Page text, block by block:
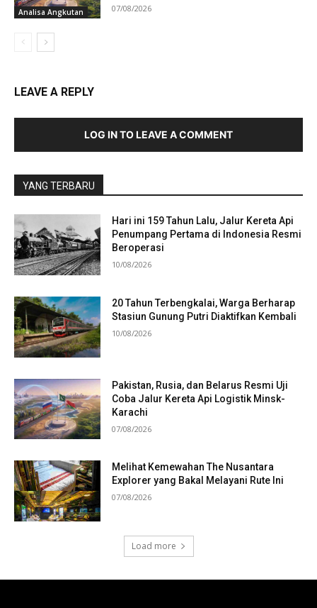
Analisa Angkutan 07/08/2026
LEAVE A REPLY
LOG IN TO LEAVE A COMMENT
YANG TERBARU
Hari ini 159 Tahun Lalu, Jalur Kereta Api
Penumpang Pertama di Indonesia Resmi
Beroperasi
10/08/2026
20 Tahun Terbengkalai, Warga Berharap
Stasiun Gunung Putri Diaktifkan Kembali
10/08/2026
Pakistan, Rusia, dan Belarus Resmi Uji
Coba Jalur Kereta Api Logistik Minsk-
Karachi
07/08/2026
Melihat Kemewahan The Nusantara
Explorer yang Bakal Melayani Rute Ini
07/08/2026
Load more